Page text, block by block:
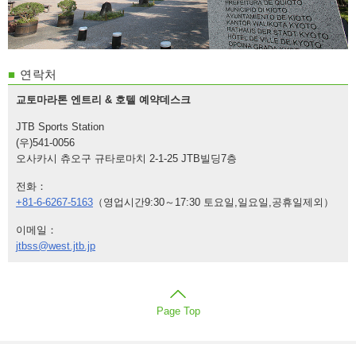
■ 연락처
교토마라톤 엔트리 & 호텔 예약데스크
JTB Sports Station
(우)541-0056
오사카시 츄오구 규타로마치 2-1-25 JTB빌딩7층
전화：
+81-6-6267-5163 （영업시간9:30～17:30 토요일,일요일,공휴일제외）
이메일：
jtbss@west.jtb.jp